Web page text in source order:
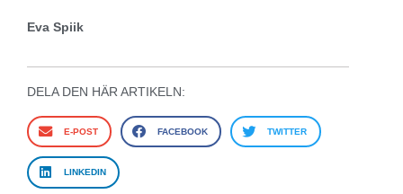
Eva Spiik
DELA DEN HÄR ARTIKELN:
E-POST FACEBOOK TWITTER
LINKEDIN